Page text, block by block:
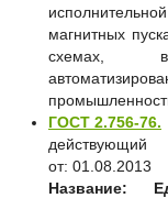
магнитных
схемах,
ГОСТ 2.756-76.
действующий
от: 01.08.2013
Название: